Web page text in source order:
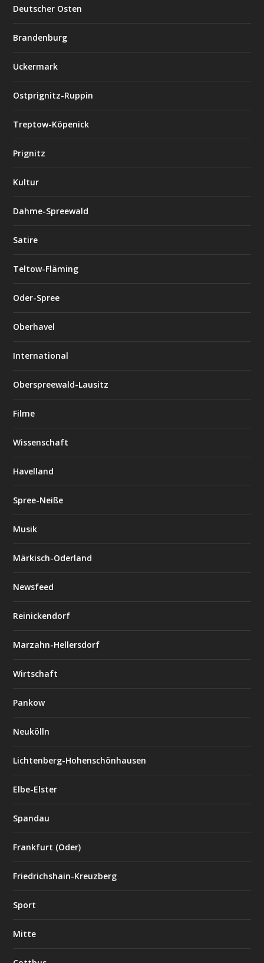
Deutscher Osten
Brandenburg
Uckermark
Ostprignitz-Ruppin
Treptow-Köpenick
Prignitz
Kultur
Dahme-Spreewald
Satire
Teltow-Fläming
Oder-Spree
Oberhavel
International
Oberspreewald-Lausitz
Filme
Wissenschaft
Havelland
Spree-Neiße
Musik
Märkisch-Oderland
Newsfeed
Reinickendorf
Marzahn-Hellersdorf
Wirtschaft
Pankow
Neukölln
Lichtenberg-Hohenschönhausen
Elbe-Elster
Spandau
Frankfurt (Oder)
Friedrichshain-Kreuzberg
Sport
Mitte